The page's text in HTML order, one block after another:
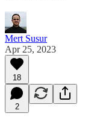
Mert Susur
Apr 25, 2023
18
2